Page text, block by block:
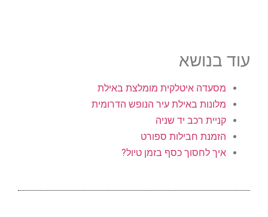
עוד בנושא
מסעדה איטלקית מומלצת באילת
מלונות באילת עיר הנופש הדרומית
קניית רכב יד שניה
הזמנת חבילות ספורט
איך לחסוך כסף בזמן טיול?